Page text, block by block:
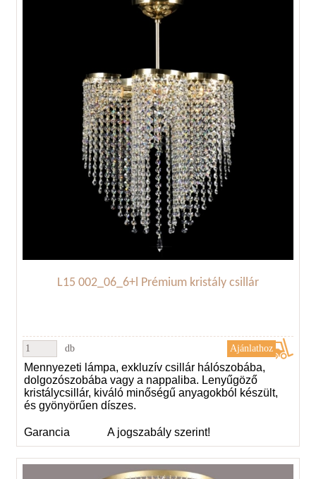
L15 002_06_6+l Prémium kristály csillár
db
Mennyezeti lámpa, exkluzív csillár hálószobába,
dolgozószobába vagy a nappaliba. Lenyűgöző
kristálycsillár, kiváló minőségű anyagokból készült,
és gyönyörűen díszes.
Garancia A jogszabály szerint!